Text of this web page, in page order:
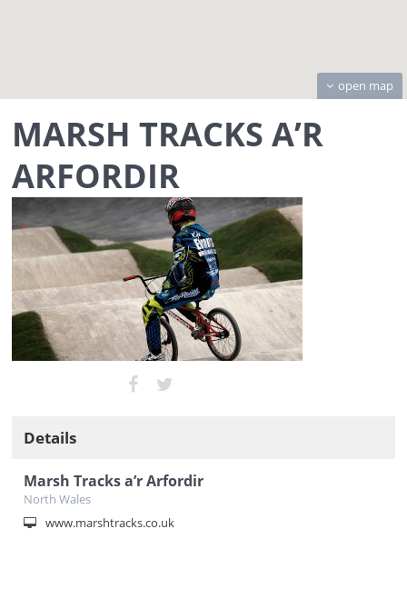
open map
MARSH TRACKS A’R
ARFORDIR
Details
Marsh Tracks a’r Arfordir
North Wales
www.marshtracks.co.uk